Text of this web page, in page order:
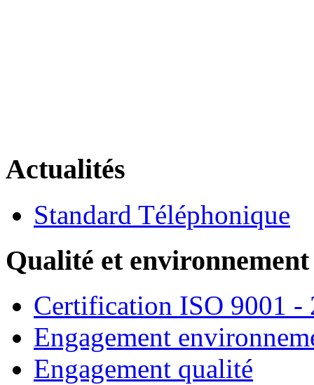
Actualités
Standard Téléphonique
Qualité et environnement
Certification ISO 9001 -
Engagement
Engagement qualité